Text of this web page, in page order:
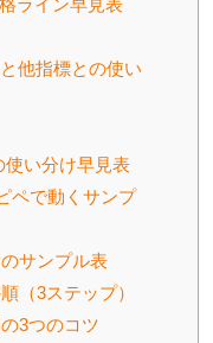
ライン早見表
他指標との使い
使い分け早見表
ペで動くサンプ
サンプル表
（3ステップ）
3つのコツ